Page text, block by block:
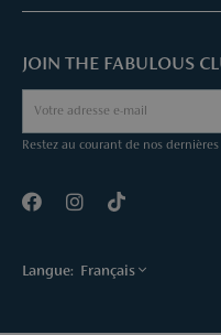
À Propos de Parfuma
Parfuma Chèque-Cadeau
Sample Service
Envoyez une mail
Call us
JOIN THE FABULOUS
Restez au courant de nos
Langue: Français